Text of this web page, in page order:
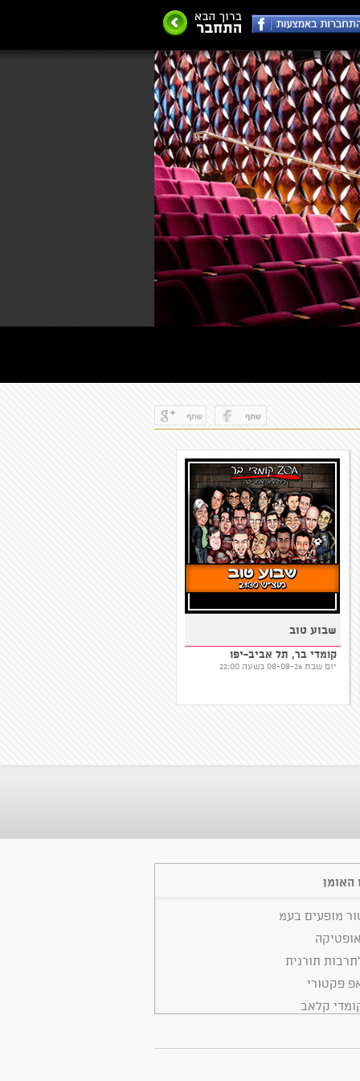
עפר שכטר במופע סטנדאפ
סטנדאפ פקטורי, תל אביב-יפו
יום שבת 08-08-26 בשעה 20:00
שבוע טוב
קומדי בר, תל אביב-יפו
יום שבת 08-08-26 בשעה 22:00
האומן
מופעים בעמ
תורנית
פקטורי
קלאב
הפקות סטנדאפ